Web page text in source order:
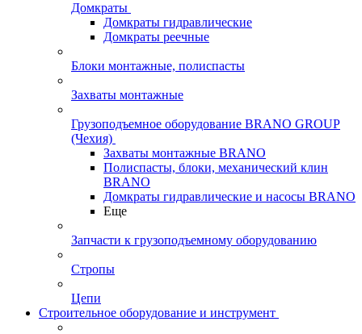
Домкраты
Домкраты гидравлические
Домкраты реечные
Блоки монтажные, полиспасты
Захваты монтажные
Грузоподъемное оборудование BRANO GROUP
(Чехия)
Захваты монтажные BRANO
Полиспасты, блоки, механический клин
BRANO
Домкраты гидравлические и насосы BRANO
Еще
Запчасти к грузоподъемному оборудованию
Стропы
Цепи
Строительное оборудование и инструмент